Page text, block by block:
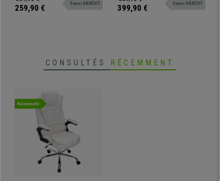
différentes couleurs et grande
259,90 € Envoi GRATUIT
qui associe confort et matériaux
399,90 € Envoi GRATUIT
CONSULTÉS RÉCEMMENT
Nouveauté